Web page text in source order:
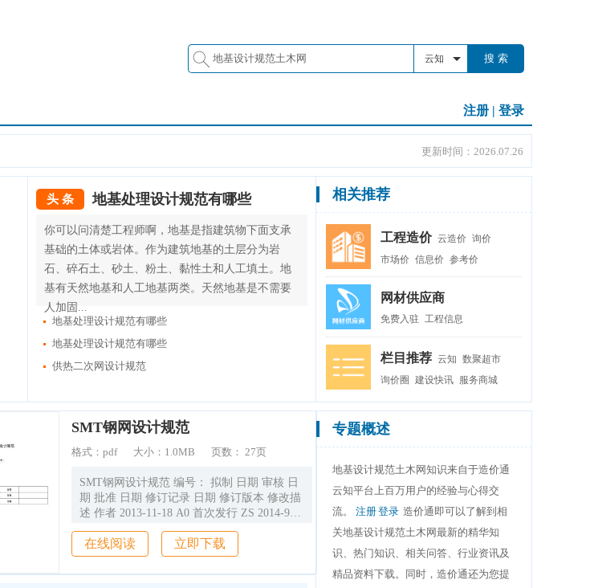
云知 搜 索
注册 | 登录
更新时间：2026.07.26
头 条 地基处理设计规范有哪些
你可以问清楚工程师啊，地基是指建筑物下面支承
基础的土体或岩体。作为建筑地基的土层分为岩
石、碎石土、砂土、粉土、黏性土和人工填土。地
基有天然地基和人工地基两类。天然地基是不需要
人加固...
地基处理设计规范有哪些
地基处理设计规范有哪些
供热二次网设计规范
相关推荐
工程造价 云造价 询价
市场价 信息价 参考价
网材供应商
免费入驻 工程信息
栏目推荐 云知 数聚超市
询价圈
建设快讯 服务商城
SMT钢网设计规范
格式： pdf 大小： 1.0MB 页数： 27页
SMT钢网设计规范 编号： 拟制 日期 审核 日
期 批准 日期 修订记录 日期 修订版本 修改描
述 作者 2013-11-18 A0 首次发行 ZS 2014-9-
17 A1 优化钢网设计要求 FV 目录 1 目的
........................................................................
错误！未定义书签。 2 使用范围 .
....................................................................
在线阅读 立即下载
专题概述
地基设计规范土木网知识来自于造价通
云知平台上百万用户的经验与心得交
流。 注册登录 造价通即可以了解到相
关地基设计规范土木网最新的精华知
识、热门知识、相关问答、行业资讯及
精品资料下载。同时，造价通还为您提